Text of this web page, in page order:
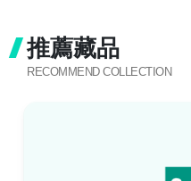
推薦藏品
RECOMMEND COLLECTION